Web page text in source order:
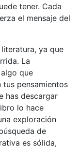
tener. Cada
el mensaje del
ya que
La
que
pensamientos
has descargar
lo hace
exploración
de
es sólida,